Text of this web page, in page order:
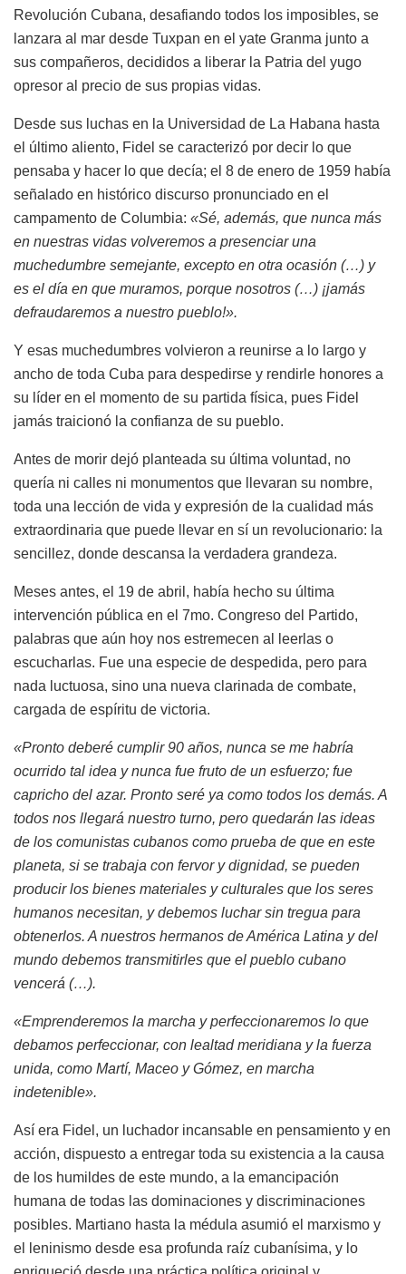
Revolución Cubana, desafiando todos los imposibles, se
lanzara al mar desde Tuxpan en el yate Granma junto a
sus compañeros, decididos a liberar la Patria del yugo
opresor al precio de sus propias vidas.
Desde sus luchas en la Universidad de La Habana hasta
el último aliento, Fidel se caracterizó por decir lo que
pensaba y hacer lo que decía; el 8 de enero de 1959 había
señalado en histórico discurso pronunciado en el
campamento de Columbia: «Sé, además, que nunca más
en nuestras vidas volveremos a presenciar una
muchedumbre semejante, excepto en otra ocasión (…) y
es el día en que muramos, porque nosotros (…) ¡jamás
defraudaremos a nuestro pueblo!».
Y esas muchedumbres volvieron a reunirse a lo largo y
ancho de toda Cuba para despedirse y rendirle honores a
su líder en el momento de su partida física, pues Fidel
jamás traicionó la confianza de su pueblo.
Antes de morir dejó planteada su última voluntad, no
quería ni calles ni monumentos que llevaran su nombre,
toda una lección de vida y expresión de la cualidad más
extraordinaria que puede llevar en sí un revolucionario: la
sencillez, donde descansa la verdadera grandeza.
Meses antes, el 19 de abril, había hecho su última
intervención pública en el 7mo. Congreso del Partido,
palabras que aún hoy nos estremecen al leerlas o
escucharlas. Fue una especie de despedida, pero para
nada luctuosa, sino una nueva clarinada de combate,
cargada de espíritu de victoria.
«Pronto deberé cumplir 90 años, nunca se me habría
ocurrido tal idea y nunca fue fruto de un esfuerzo; fue
capricho del azar. Pronto seré ya como todos los demás. A
todos nos llegará nuestro turno, pero quedarán las ideas
de los comunistas cubanos como prueba de que en este
planeta, si se trabaja con fervor y dignidad, se pueden
producir los bienes materiales y culturales que los seres
humanos necesitan, y debemos luchar sin tregua para
obtenerlos. A nuestros hermanos de América Latina y del
mundo debemos transmitirles que el pueblo cubano
vencerá (…).
«Emprenderemos la marcha y perfeccionaremos lo que
debamos perfeccionar, con lealtad meridiana y la fuerza
unida, como Martí, Maceo y Gómez, en marcha
indetenible».
Así era Fidel, un luchador incansable en pensamiento y en
acción, dispuesto a entregar toda su existencia a la causa
de los humildes de este mundo, a la emancipación
humana de todas las dominaciones y discriminaciones
posibles. Martiano hasta la médula asumió el marxismo y
el leninismo desde esa profunda raíz cubanísima, y lo